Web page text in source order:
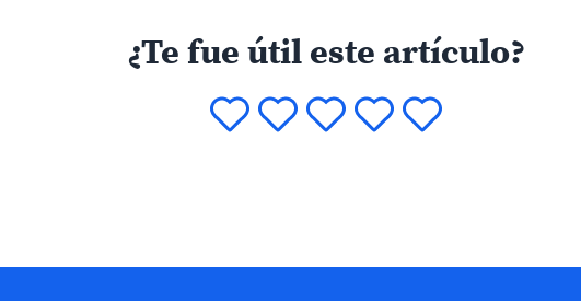
¿Te fue útil este artículo?